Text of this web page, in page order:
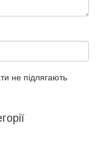
не підлягають